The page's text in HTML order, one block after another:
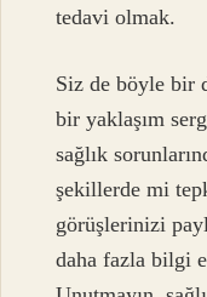
tedavi olmak.
Siz de böyle bir
bir yaklaşım
sağlık
şekillerde mi
görüşlerinizi
daha fazla bilgi